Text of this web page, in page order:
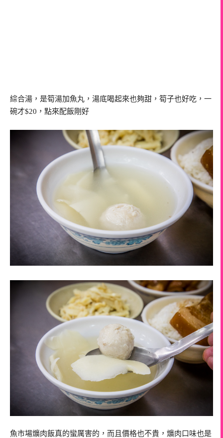
綜合湯，是筍湯加魚丸，湯底喝起來也夠甜，筍子也好吃，一
碗才$20，點來配飯剛好
魚市場爌肉飯真的蠻厲害的，而且價格也不貴，爌肉口味也是